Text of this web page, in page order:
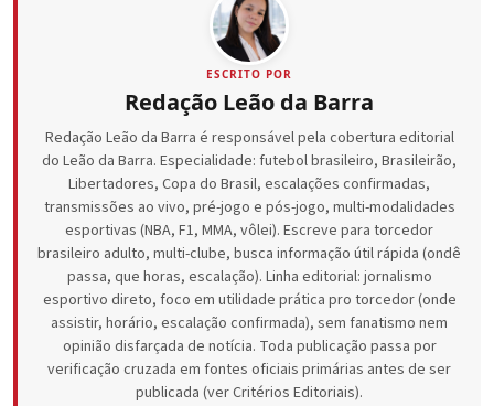
ESCRITO POR
Redação Leão da Barra
Redação Leão da Barra é responsável pela cobertura editorial
do Leão da Barra. Especialidade: futebol brasileiro, Brasileirão,
Libertadores, Copa do Brasil, escalações confirmadas,
transmissões ao vivo, pré-jogo e pós-jogo, multi-modalidades
esportivas (NBA, F1, MMA, vôlei). Escreve para torcedor
brasileiro adulto, multi-clube, busca informação útil rápida (ondê
passa, que horas, escalação). Linha editorial: jornalismo
esportivo direto, foco em utilidade prática pro torcedor (onde
assistir, horário, escalação confirmada), sem fanatismo nem
opinião disfarçada de notícia. Toda publicação passa por
verificação cruzada em fontes oficiais primárias antes de ser
publicada (ver Critérios Editoriais).